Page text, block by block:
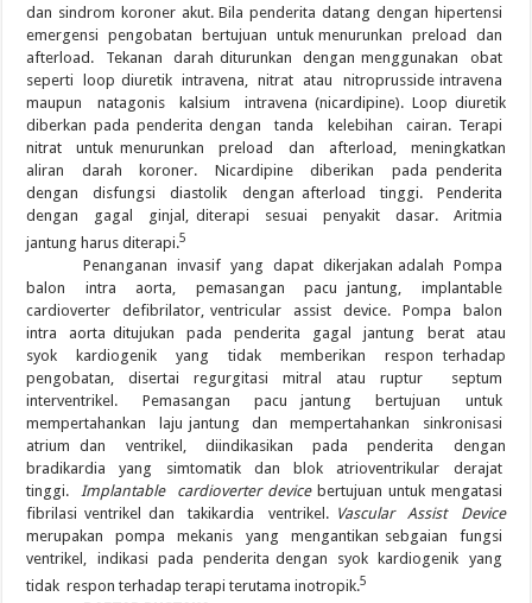
dan sindrom koroner akut. Bila penderita datang dengan hipertensi
emergensi pengobatan bertujuan untuk menurunkan preload dan
afterload. Tekanan darah diturunkan dengan menggunakan obat
seperti loop diuretik intravena, nitrat atau nitroprusside intravena
maupun natagonis kalsium intravena (nicardipine). Loop diuretik
diberkan pada penderita dengan tanda kelebihan cairan. Terapi
nitrat untuk menurunkan preload dan afterload, meningkatkan
aliran darah koroner. Nicardipine diberikan pada penderita
dengan disfungsi diastolik dengan afterload tinggi. Penderita
dengan gagal ginjal, diterapi sesuai penyakit dasar. Aritmia
jantung harus diterapi.5
Penanganan invasif yang dapat dikerjakan adalah Pompa
balon intra aorta, pemasangan pacu jantung, implantable
cardioverter defibrilator, ventricular assist device. Pompa balon
intra aorta ditujukan pada penderita gagal jantung berat atau
syok kardiogenik yang tidak memberikan respon terhadap
pengobatan, disertai regurgitasi mitral atau ruptur septum
interventrikel. Pemasangan pacu jantung bertujuan untuk
mempertahankan laju jantung dan mempertahankan sinkronisasi
atrium dan ventrikel, diindikasikan pada penderita dengan
bradikardia yang simtomatik dan blok atrioventrikular derajat
tinggi.
Implantable cardioverter devicebertujuan untuk mengatasi
fibrilasi ventrikel dan takikardia ventrikel. Vascular Assist Device
merupakan pompa mekanis yang mengantikan sebgaian fungsi
ventrikel, indikasi pada penderita dengan syok kardiogenik yang
tidak respon terhadap terapi terutama inotropik.5